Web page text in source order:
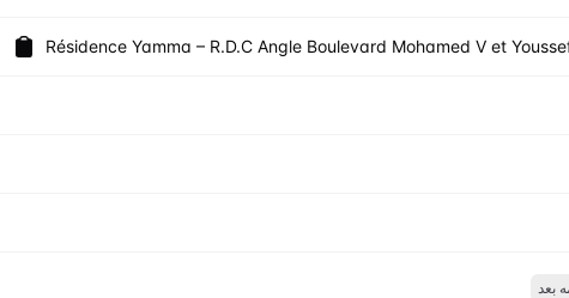
Résidence Yamma – R.D.C Angle Boulevard Mohamed V et
بعد